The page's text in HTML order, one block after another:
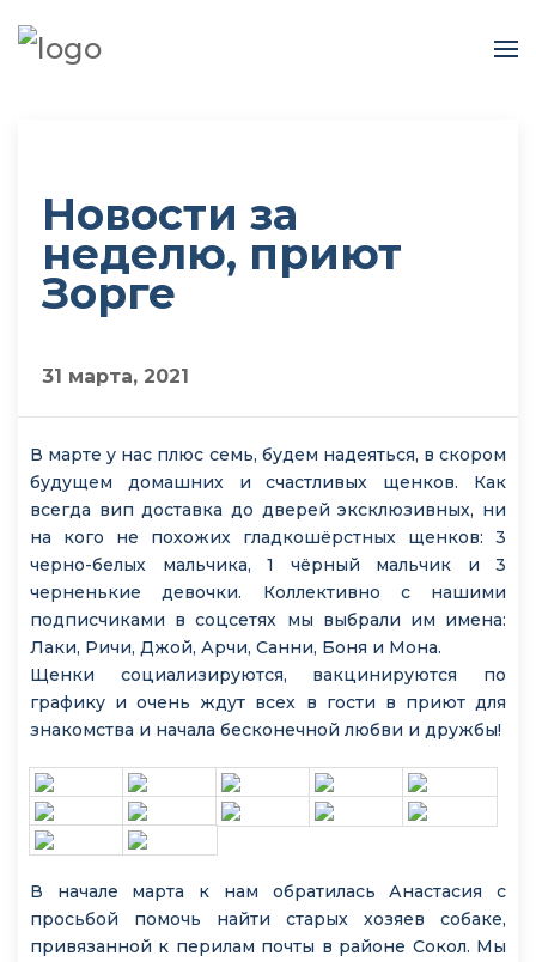
Новости за
неделю, приют
Зорге
31 марта, 2021
В марте у нас плюс семь, будем надеяться, в скором
будущем домашних и счастливых щенков. Как
всегда вип доставка до дверей эксклюзивных, ни
на кого не похожих гладкошёрстных щенков: 3
черно-белых мальчика, 1 чёрный мальчик и 3
черненькие девочки. Коллективно с нашими
подписчиками в соцсетях мы выбрали им имена:
Лаки, Ричи, Джой, Арчи, Санни, Боня и Мона.
Щенки социализируются, вакцинируются по
графику и очень ждут всех в гости в приют для
знакомства и начала бесконечной любви и дружбы!
В начале марта к нам обратилась Анастасия с
просьбой помочь найти старых хозяев собаке,
привязанной к перилам почты в районе Сокол. Мы